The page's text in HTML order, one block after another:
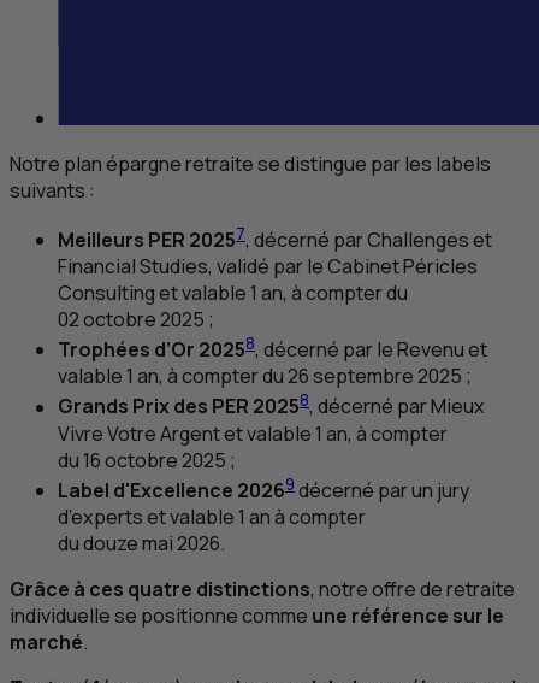
Notre plan épargne retraite se distingue par les labels
suivants :
Meilleurs PER 20257, décerné par Challenges et
Financial Studies, validé par le Cabinet Péricles
Consulting et valable 1 an, à compter du
02 octobre 2025 ;
Trophées d’Or 20258, décerné par le Revenu et
valable 1 an, à compter du 26 septembre 2025 ;
Grands Prix des PER 20258, décerné par Mieux
Vivre Votre Argent et valable 1 an, à compter
du 16 octobre 2025 ;
Label d'Excellence 20269 décerné par un jury
d’experts et valable 1 an à compter
du douze mai 2026.
Grâce à ces quatre distinctions, notre offre de retraite
individuelle se positionne comme une référence sur le
marché.